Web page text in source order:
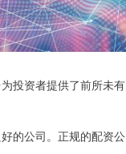
投资者提供了前所未有
的公司。正规的配资公